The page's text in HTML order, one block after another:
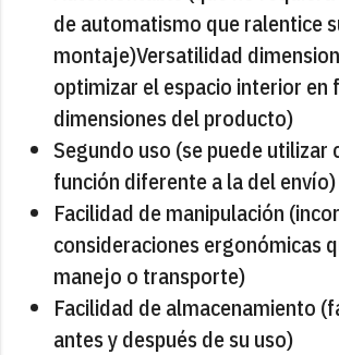
de automatismo que ralentice
montaje)Versatilidad
optimizar el espacio interior en
dimensiones del producto)
Segundo uso (se puede utilizar
función diferente a la del envío)
Facilidad de manipulación
consideraciones ergonómicas
manejo o transporte)
Facilidad de almacenamiento
antes y después de su uso)